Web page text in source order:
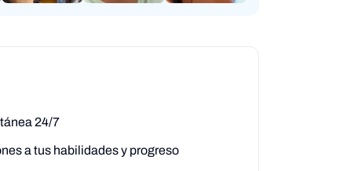
24/7
a tus habilidades y progreso